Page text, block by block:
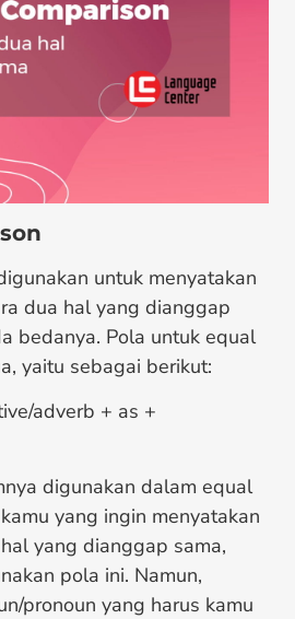
untuk menyatakan
dua hal yang dianggap
bedanya. Pola untuk equal
yaitu sebagai berikut:
adverb + as +
digunakan dalam equal
yang ingin menyatakan
yang dianggap sama,
pola ini. Namun,
pronoun yang harus kamu